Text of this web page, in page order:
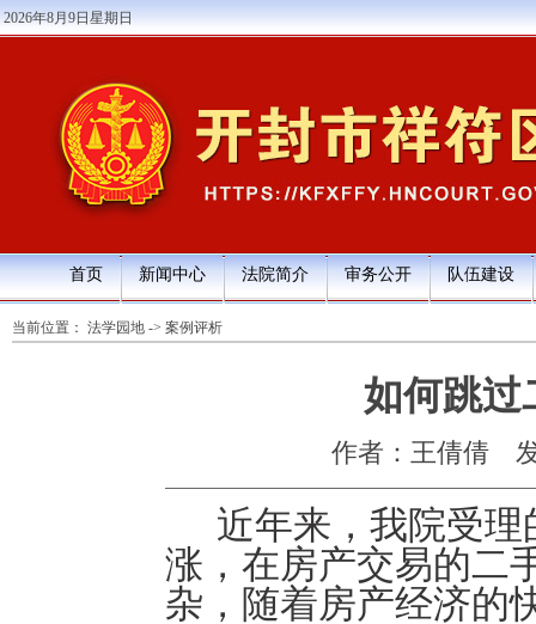
2026年8月9日星期日
首页 新闻中心 法院简介 审务公开 队伍建设
当前位置： 法学园地 -> 案例评析
如何跳过
作者：王倩倩
近年来，我院受
涨，在房产交易的二
杂，随着房产经济的